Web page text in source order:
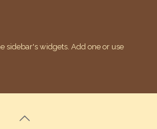
sidebar's widgets. Add one or use